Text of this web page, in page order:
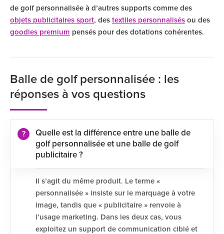
de golf personnalisée à d’autres supports comme des
objets publicitaires sport, des textiles personnalisés ou des
goodies premium pensés pour des dotations cohérentes.
Balle de golf personnalisée : les
réponses à vos questions
Quelle est la différence entre une balle de
golf personnalisée et une balle de golf
publicitaire ?
Il s’agit du même produit. Le terme «
personnalisée » insiste sur le marquage à votre
image, tandis que « publicitaire » renvoie à
l’usage marketing. Dans les deux cas, vous
exploitez un support de communication ciblé et